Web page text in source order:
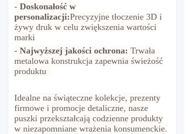
- Doskonałość w
personalizacji:Precyzyjne tłoczenie 3D i
żywy druk w celu zwiększenia wartości
marki
- Najwyższej jakości ochrona: Trwała
metalowa konstrukcja zapewnia świeżość
produktu
Idealne na świąteczne kolekcje, prezenty
firmowe i promocje detaliczne, nasze
puszki przekształcają codzienne produkty
w niezapomniane wrażenia konsumenckie.